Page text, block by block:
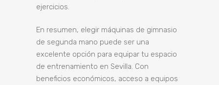
ejercicios.
En resumen, elegir máquinas de gimnasio
de segunda mano puede ser una
excelente opción para equipar tu espacio
de entrenamiento en Sevilla. Con
beneficios económicos, acceso a equipos